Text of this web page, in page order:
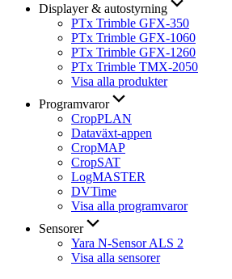
Displayer & autostyrning
PTx Trimble GFX-350
PTx Trimble GFX-1060
PTx Trimble GFX-1260
PTx Trimble TMX-2050
Visa alla produkter
Programvaror
CropPLAN
Dataväxt-appen
CropMAP
CropSAT
LogMASTER
DVTime
Visa alla programvaror
Sensorer
Yara N-Sensor ALS 2
Visa alla sensorer